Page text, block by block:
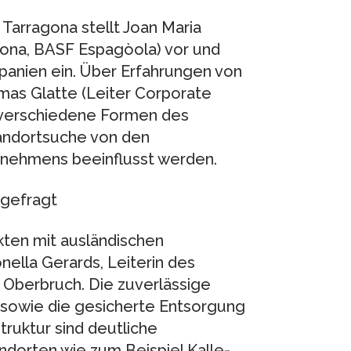
stellt Joan Maria
BASF Espagòola) vor und
ein. Über Erfahrungen von
Glatte (Leiter Corporate
Formen des
von den
beeinflusst werden.
gefragt
mit ausländischen
Gerards, Leiterin des
Die zuverlässige
die gesicherte Entsorgung
sind deutliche